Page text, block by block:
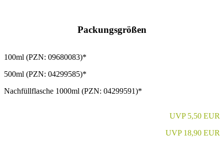
Packungsgrößen
100ml (PZN: 09680083)*
500ml (PZN: 04299585)*
Nachfüllflasche 1000ml (PZN: 04299591)*
UVP 5,50 EUR
UVP 18,90 EUR